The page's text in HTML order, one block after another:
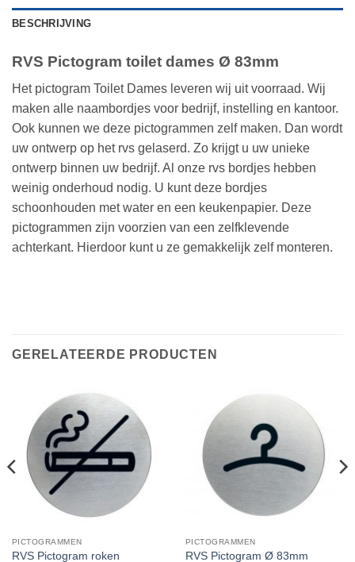
BESCHRIJVING
RVS Pictogram toilet dames Ø 83mm
Het pictogram Toilet Dames leveren wij uit voorraad. Wij
maken alle naambordjes voor bedrijf, instelling en kantoor.
Ook kunnen we deze pictogrammen zelf maken. Dan wordt
uw ontwerp op het rvs gelaserd. Zo krijgt u uw unieke
ontwerp binnen uw bedrijf. Al onze rvs bordjes hebben
weinig onderhoud nodig. U kunt deze bordjes
schoonhouden met water en een keukenpapier. Deze
pictogrammen zijn voorzien van een zelfklevende
achterkant. Hierdoor kunt u ze gemakkelijk zelf monteren.
GERELATEERDE PRODUCTEN
PICTOGRAMMEN
RVS Pictogram roken
PICTOGRAMMEN
RVS Pictogram Ø 83mm